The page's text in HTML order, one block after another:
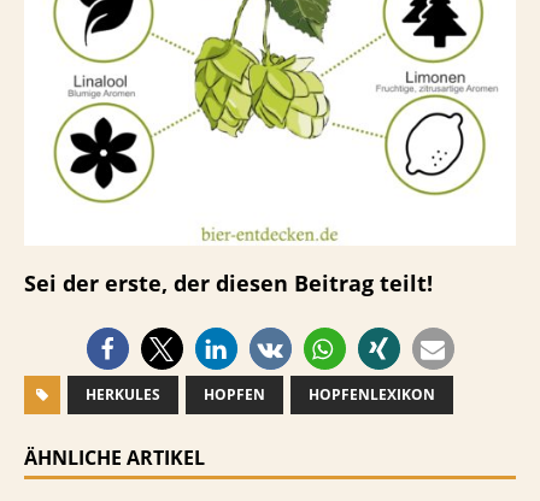
Sei der erste, der diesen Beitrag teilt!
HERKULES HOPFEN HOPFENLEXIKON
ÄHNLICHE ARTIKEL